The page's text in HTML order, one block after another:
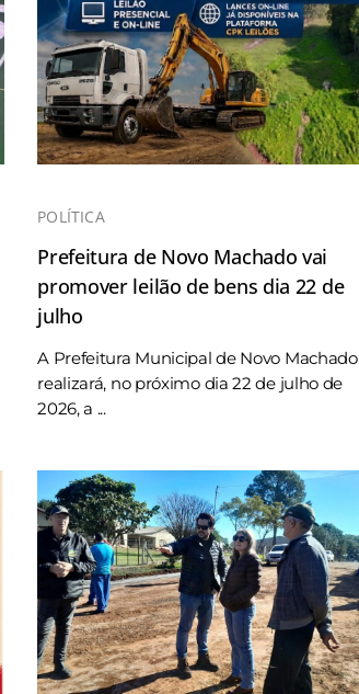
POLÍTICA
Prefeitura de Novo Machado vai
promover leilão de bens dia 22 de
julho
A Prefeitura Municipal de Novo Machado
realizará, no próximo dia 22 de julho de
2026, a ...